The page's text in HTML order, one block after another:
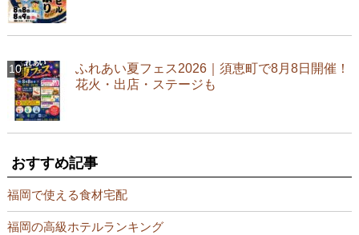
ふれあい夏フェス2026｜須恵町で8月8日開催！
花火・出店・ステージも
おすすめ記事
福岡で使える食材宅配
福岡の高級ホテルランキング